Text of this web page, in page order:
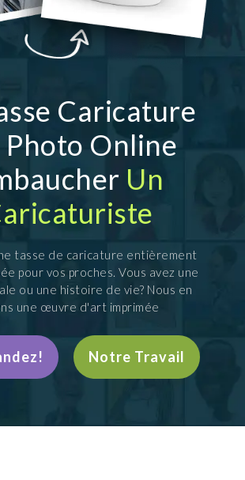
Caricature
Photo Online
Un
tasse de caricature entièrement
pour vos proches. Vous avez une
ou une histoire de vie? Nous en
une œuvre d'art imprimée
Notre Travail